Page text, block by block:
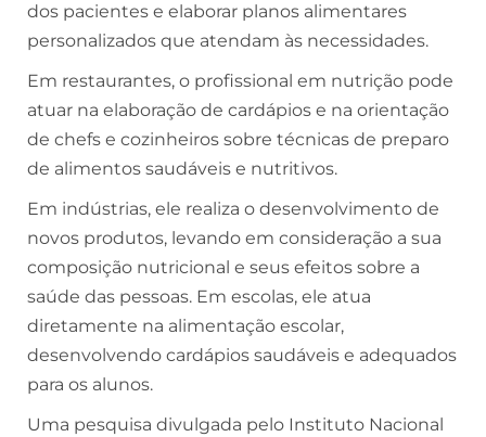
dos pacientes e elaborar planos alimentares
personalizados que atendam às necessidades.
Em restaurantes, o profissional em nutrição pode
atuar na elaboração de cardápios e na orientação
de chefs e cozinheiros sobre técnicas de preparo
de alimentos saudáveis e nutritivos.
Em indústrias, ele realiza o desenvolvimento de
novos produtos, levando em consideração a sua
composição nutricional e seus efeitos sobre a
saúde das pessoas. Em escolas, ele atua
diretamente na alimentação escolar,
desenvolvendo cardápios saudáveis e adequados
para os alunos.
Uma pesquisa divulgada pelo Instituto Nacional